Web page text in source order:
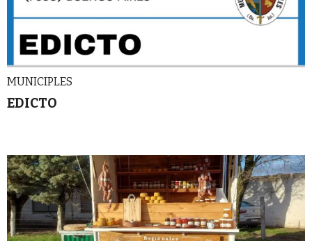
MUNICIPLES
EDICTO